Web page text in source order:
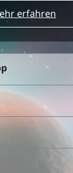
erfahren